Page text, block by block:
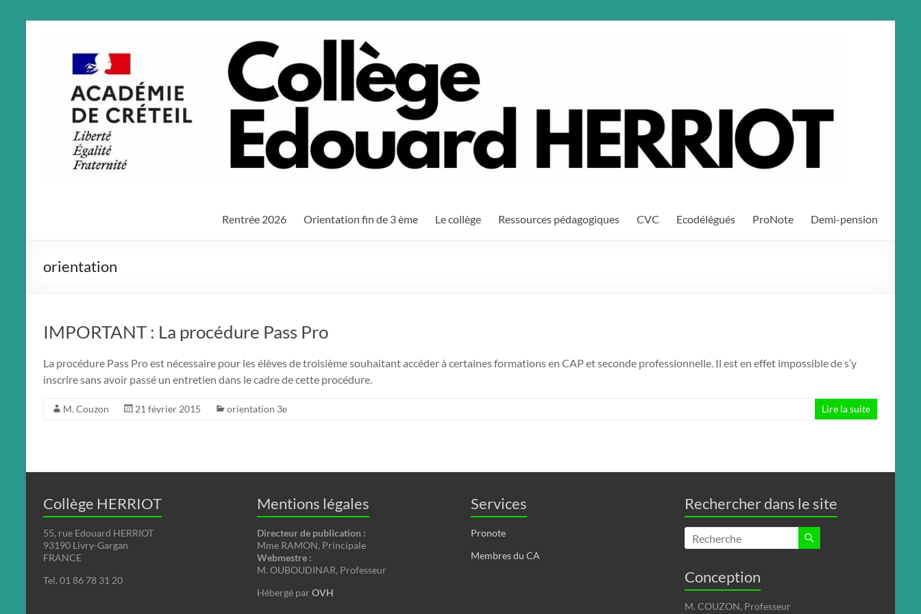
Rentrée 2026 Orientation fin de 3 ème Le collège Ressources pédagogiques CVC Ecodélégués ProNote Demi-pension
orientation
IMPORTANT : La procédure Pass Pro
La procédure Pass Pro est nécessaire pour les élèves de troisième souhaitant accéder à certaines formations en CAP et seconde professionnelle. Il est en effet impossible de s’y
inscrire sans avoir passé un entretien dans le cadre de cette procédure.
M. Couzon 21 février 2015 orientation 3e Lire la suite
Collège HERRIOT
55, rue Edouard HERRIOT
93190 Livry-Gargan
FRANCE
Tel. 01 86 78 31 20
Mentions légales
Directeur de publication :
Mme RAMON, Principale
Webmestre :
M. OUBOUDINAR, Professeur
Hébergé par OVH
Services
Pronote
Membres du CA
Rechercher dans le site
Conception
M. COUZON, Professeur